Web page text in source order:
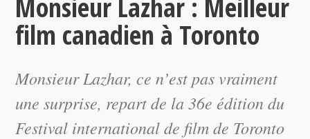
film canadien à Toronto
Monsieur Lazhar, ce n’est pas vraiment
une surprise, repart de la 36e édition du
Festival international de film de Toronto